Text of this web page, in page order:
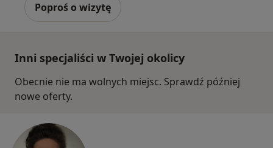
Poproś o wizytę
Inni specjaliści w Twojej okolicy
Obecnie nie ma wolnych miejsc. Sprawdź później
nowe oferty.